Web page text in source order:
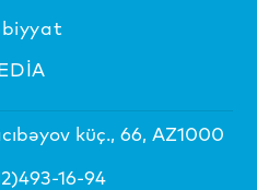
küç., 66, AZ1000
16-94